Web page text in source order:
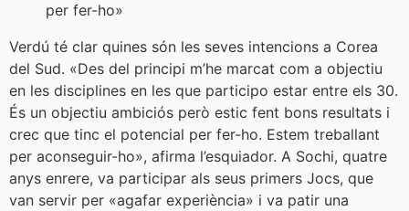
per fer-ho»
Verdú té clar quines són les seves intencions a Corea
del Sud. «Des del principi m’he marcat com a objectiu
en les disciplines en les que participo estar entre els 30.
És un objectiu ambiciós però estic fent bons resultats i
crec que tinc el potencial per fer-ho. Estem treballant
per aconseguir-ho», afirma l’esquiador. A Sochi, quatre
anys enrere, va participar als seus primers Jocs, que
van servir per «agafar experiència» i va patir una